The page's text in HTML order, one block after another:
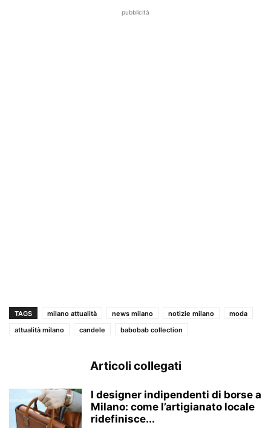
pubblicità
TAGS milano attualità news milano notizie milano
moda
attualità milano
candele babobab collection
Articoli collegati
I designer indipendenti di borse a
Milano: come l’artigianato locale
ridefinisce...